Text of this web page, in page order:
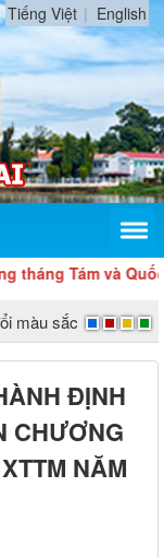
Tiếng Việt English
Tám và Quốc
màu sắc
ĐỊNH
CHƯƠNG
NĂM